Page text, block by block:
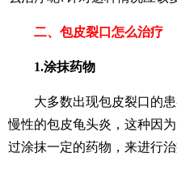
二、包皮裂口怎么治疗
1.涂抹药物
大多数出现包皮裂口的患
慢性的包皮龟头炎，这种因
过涂抹一定的药物，来进行治